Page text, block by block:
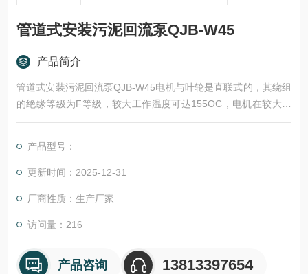
管道式安装污泥回流泵QJB-W45
产品简介
管道式安装污泥回流泵QJB-W45电机与叶轮是直联式的，其绕组
的绝缘等级为F等级，较大工作温度可达155OC，电机在较大载
荷下不会出现过载现象，电机每小时可起动15次，但时间间隔均
可靠。正常情况下，电机的温升不超过80OC。
产品型号：
更新时间：2025-12-31
厂商性质：生产厂家
访问量：216
产品咨询 13813397654